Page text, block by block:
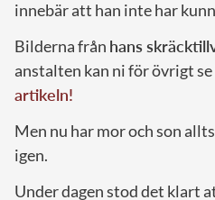
innebär att han inte har
Bilderna från hans
anstalten kan ni för övrigt se
artikeln!
Men nu har mor och son
igen.
Under dagen stod det klart